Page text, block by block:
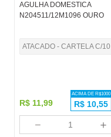
AGULHA DOMESTICA
N204511/12M1096 OURO
ATACADO - CARTELA C/10
R$ 11,99
ACIMA DE R$1000
R$ 10,55
＋
－